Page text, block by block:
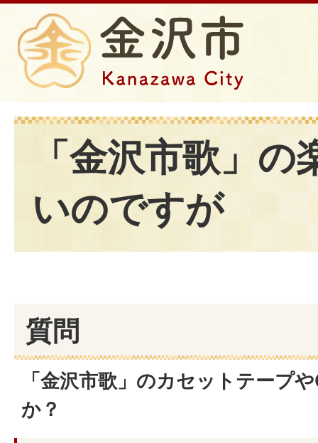
「金沢市歌」
いのですが
質問
「金沢市歌」のカセットテープ
か？